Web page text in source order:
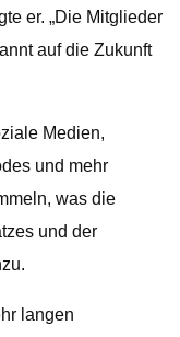
er. „Die Mitglieder
auf die Zukunft
Medien,
und mehr
was die
und der
langen